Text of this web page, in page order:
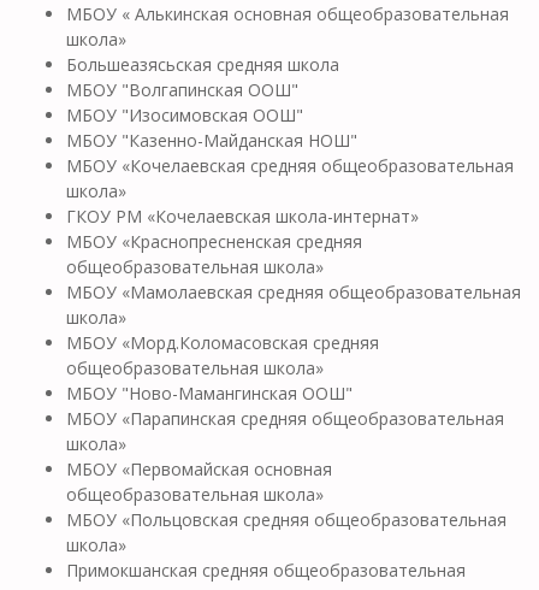
МБОУ « Алькинская основная общеобразовательная
школа»
Большеазясьская средняя школа
МБОУ "Волгапинская ООШ"
МБОУ "Изосимовская ООШ"
МБОУ "Казенно-Майданская НОШ"
МБОУ «Кочелаевская средняя общеобразовательная
школа»
ГКОУ РМ «Кочелаевская школа-интернат»
МБОУ «Краснопресненская средняя
общеобразовательная школа»
МБОУ «Мамолаевская средняя общеобразовательная
школа»
МБОУ «Морд.Коломасовская средняя
общеобразовательная школа»
МБОУ "Ново-Мамангинская ООШ"
МБОУ «Парапинская средняя общеобразовательная
школа»
МБОУ «Первомайская основная
общеобразовательная школа»
МБОУ «Польцовская средняя общеобразовательная
школа»
Примокшанская средняя общеобразовательная